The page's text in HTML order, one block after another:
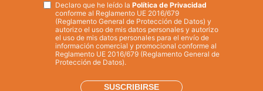
Privacy*
Declaro que he leído la Política de Privacidad
conforme al Reglamento UE 2016/679
(Reglamento General de Protección de Datos) y
autorizo el uso de mis datos personales y autorizo
el uso de mis datos personales para el envío de
información comercial y promocional conforme al
Reglamento UE 2016/679 (Reglamento General de
Protección de Datos).